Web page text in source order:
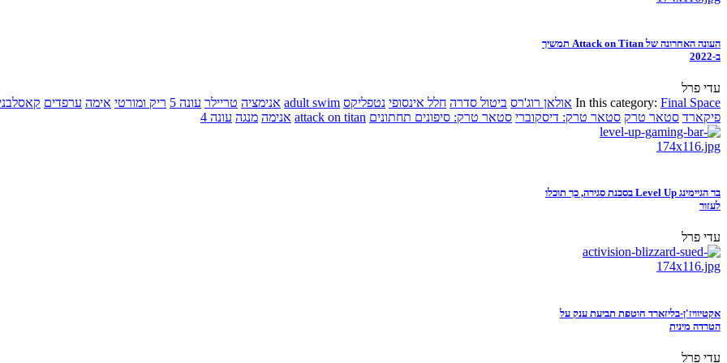
העונה האחרונה של Attack on Titan תמשיך
ב-2022
עדי פרל
In this category: Final Space אולאן רוג'רס ביטול סדרה חלל אינסופי נטפליקס adult swim אנימציה טריילר עונה 5 ריק ומורטי אימה ערפדים
פיקארד סטאר טרק סטאר טרק: דיסקוברי סטאר טרק: סיפונים תחתונים attack on titan אנימה מנגה עונה 4
בר הגיימינג Level Up בסכנת סגירה, כך תוכלו
לעזור
עדי פרל
אקטיוויז'ן-בליזארד חוטפת תביעת ענק על
הטרדה מינית
עדי פרל